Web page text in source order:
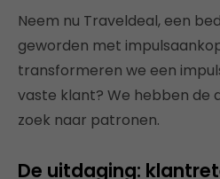
Neem nu Traveldeal, een
geworden met
transformeren we een
vaste klant? We hebben de
zoek naar patronen.
De uitdaging: